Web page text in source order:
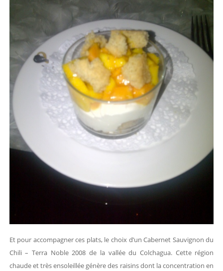
Et pour accompagner ces plats, le choix d’un Cabernet Sauvignon du
Chili – Terra Noble 2008 de la vallée du Colchagua. Cette région
chaude et très ensoleillée génère des raisins dont la concentration en